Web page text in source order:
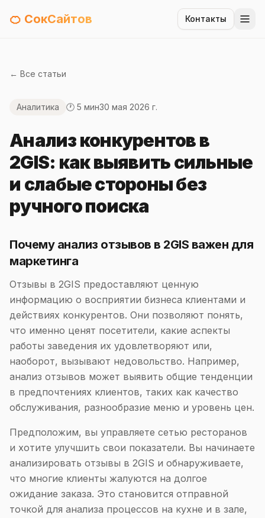
🍊 СокСайтов Контакты
← Все статьи
Аналитика 🕐 5 мин30 мая 2026 г.
Анализ конкурентов в
2GIS: как выявить сильные
и слабые стороны без
ручного поиска
Почему анализ отзывов в 2GIS важен для
маркетинга
Отзывы в 2GIS предоставляют ценную
информацию о восприятии бизнеса клиентами и
действиях конкурентов. Они позволяют понять,
что именно ценят посетители, какие аспекты
работы заведения их удовлетворяют или,
наоборот, вызывают недовольство. Например,
анализ отзывов может выявить общие тенденции
в предпочтениях клиентов, таких как качество
обслуживания, разнообразие меню и уровень цен.
Предположим, вы управляете сетью ресторанов
и хотите улучшить свои показатели. Вы начинаете
анализировать отзывы в 2GIS и обнаруживаете,
что многие клиенты жалуются на долгое
ожидание заказа. Это становится отправной
точкой для анализа процессов на кухне и в зале,